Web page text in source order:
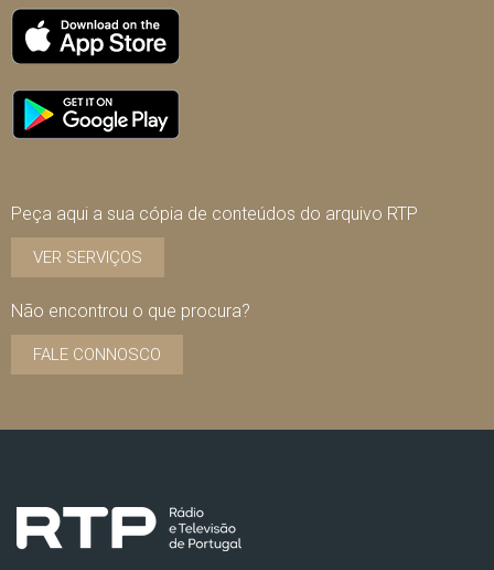
Peça aqui a sua cópia de conteúdos do arquivo RTP
VER SERVIÇOS
Não encontrou o que procura?
FALE CONNOSCO